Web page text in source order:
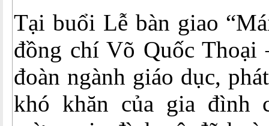
Tại buổi Lễ bàn giao
đồng chí Võ Quốc Thoại
đoàn ngành giáo dục,
khó khăn của gia đình